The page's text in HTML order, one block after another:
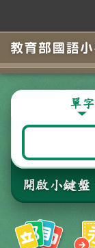
單字
開啟小鍵盤